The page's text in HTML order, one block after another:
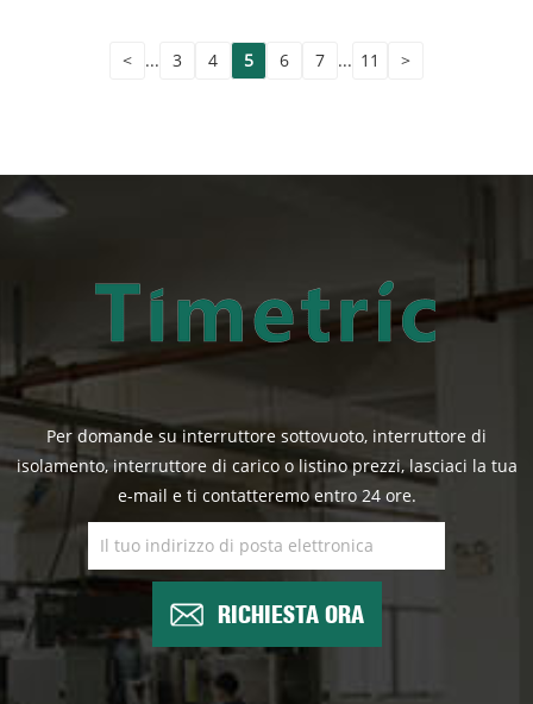
< ... 3 4 5 6 7 ... 11 >
Per domande su interruttore sottovuoto, interruttore di
isolamento, interruttore di carico o listino prezzi, lasciaci la tua
e-mail e ti contatteremo entro 24 ore.
RICHIESTA ORA